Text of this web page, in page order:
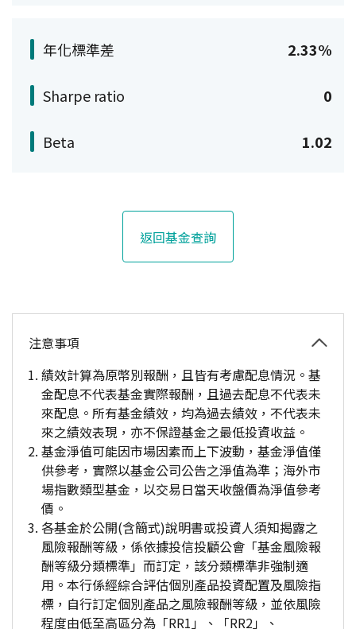
年化標準差 2.33%
Sharpe ratio 0
Beta 1.02
返回基金查詢
注意事項
績效計算為原幣別報酬，且皆有考慮配息情況。基
金配息不代表基金實際報酬，且過去配息不代表未
來配息。所有基金績效，均為過去績效，不代表未
來之績效表現，亦不保證基金之最低投資收益。
基金淨值可能因市場因素而上下波動，基金淨值僅
供參考，實際以基金公司公告之淨值為準；海外市
場指數類型基金，以交易日當天收盤價為淨值參考
價。
各基金於公開(含簡式)說明書或投資人須知揭露之
風險報酬等級，係依據投信投顧公會「基金風險報
酬等級分類標準」而訂定，該分類標準非強制適
用。本行係經綜合評估個別產品投資配置及風險指
標，自行訂定個別產品之風險報酬等級，並依風險
程度由低至高區分為「RR1」、「RR2」、